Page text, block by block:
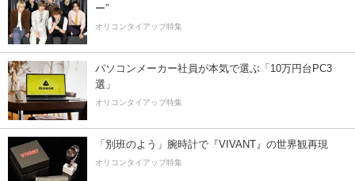
ー”
オリコンタイアップ特集
パソコンメーカー社員が本気で選ぶ「10万円台PC3
選」
オリコンタイアップ特集
「別班のよう」腕時計で『VIVANT』の世界観再現
オリコンタイアップ特集